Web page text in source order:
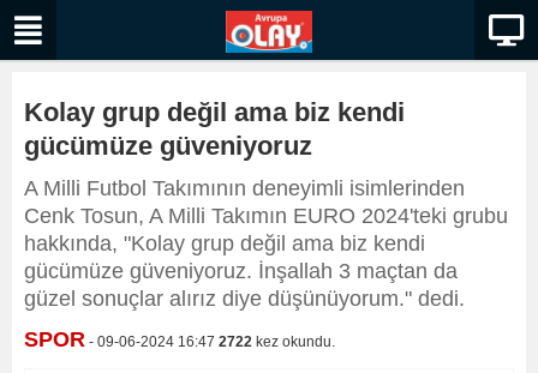
Kolay grup değil ama biz kendi
gücümüze güveniyoruz
A Milli Futbol Takımının deneyimli isimlerinden
Cenk Tosun, A Milli Takımın EURO 2024'teki grubu
hakkında, "Kolay grup değil ama biz kendi
gücümüze güveniyoruz. İnşallah 3 maçtan da
güzel sonuçlar alırız diye düşünüyorum." dedi.
SPOR - 09-06-2024 16:47 2722 kez okundu.